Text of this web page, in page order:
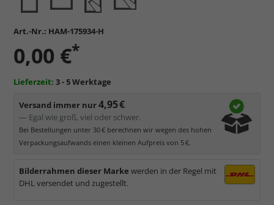
Art.-Nr.: HAM-175934-H
0,00 €*
Lieferzeit: 3 - 5 Werktage
Versand immer nur4,95 €
— Egal wie groß, viel oder schwer.
Bei Bestellungen unter 30 € berechnen wir wegen des hohen
Verpackungsaufwands einen kleinen Aufpreis von 5 €.
Bilderrahmen dieser Marke werden in der Regel mit
DHL versendet und zugestellt.